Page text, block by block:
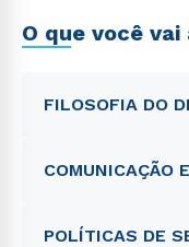
O que você vai
FILOSOFIA DO
COMUNICAÇÃO
POLÍTICAS DE